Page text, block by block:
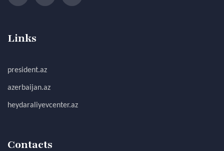
Links
president.az
azerbaijan.az
heydaraliyevcenter.az
Contacts